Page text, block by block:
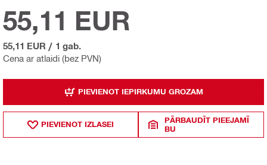
Cena ar atlaidi (bez PVN)
55,11 EUR
55,11 EUR / 1 gab.
PIEVIENOT IEPIRKUMU GROZAM
PIEVIENOT IZLASEI
PĀRBAUDĪT PIEEJAMĪ
BU